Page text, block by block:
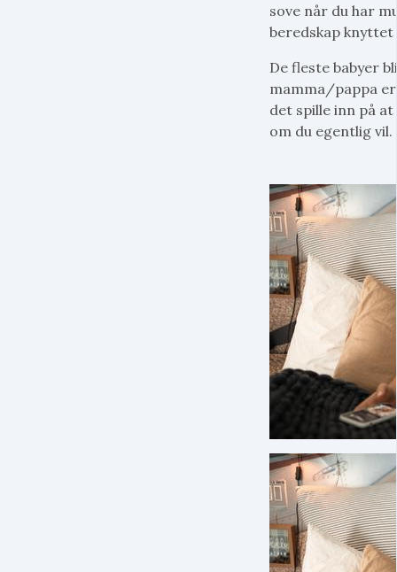
sove når du har
beredskap knyttet
De fleste babyer
mamma/pappa er
det spille inn på
om du egentlig vil.